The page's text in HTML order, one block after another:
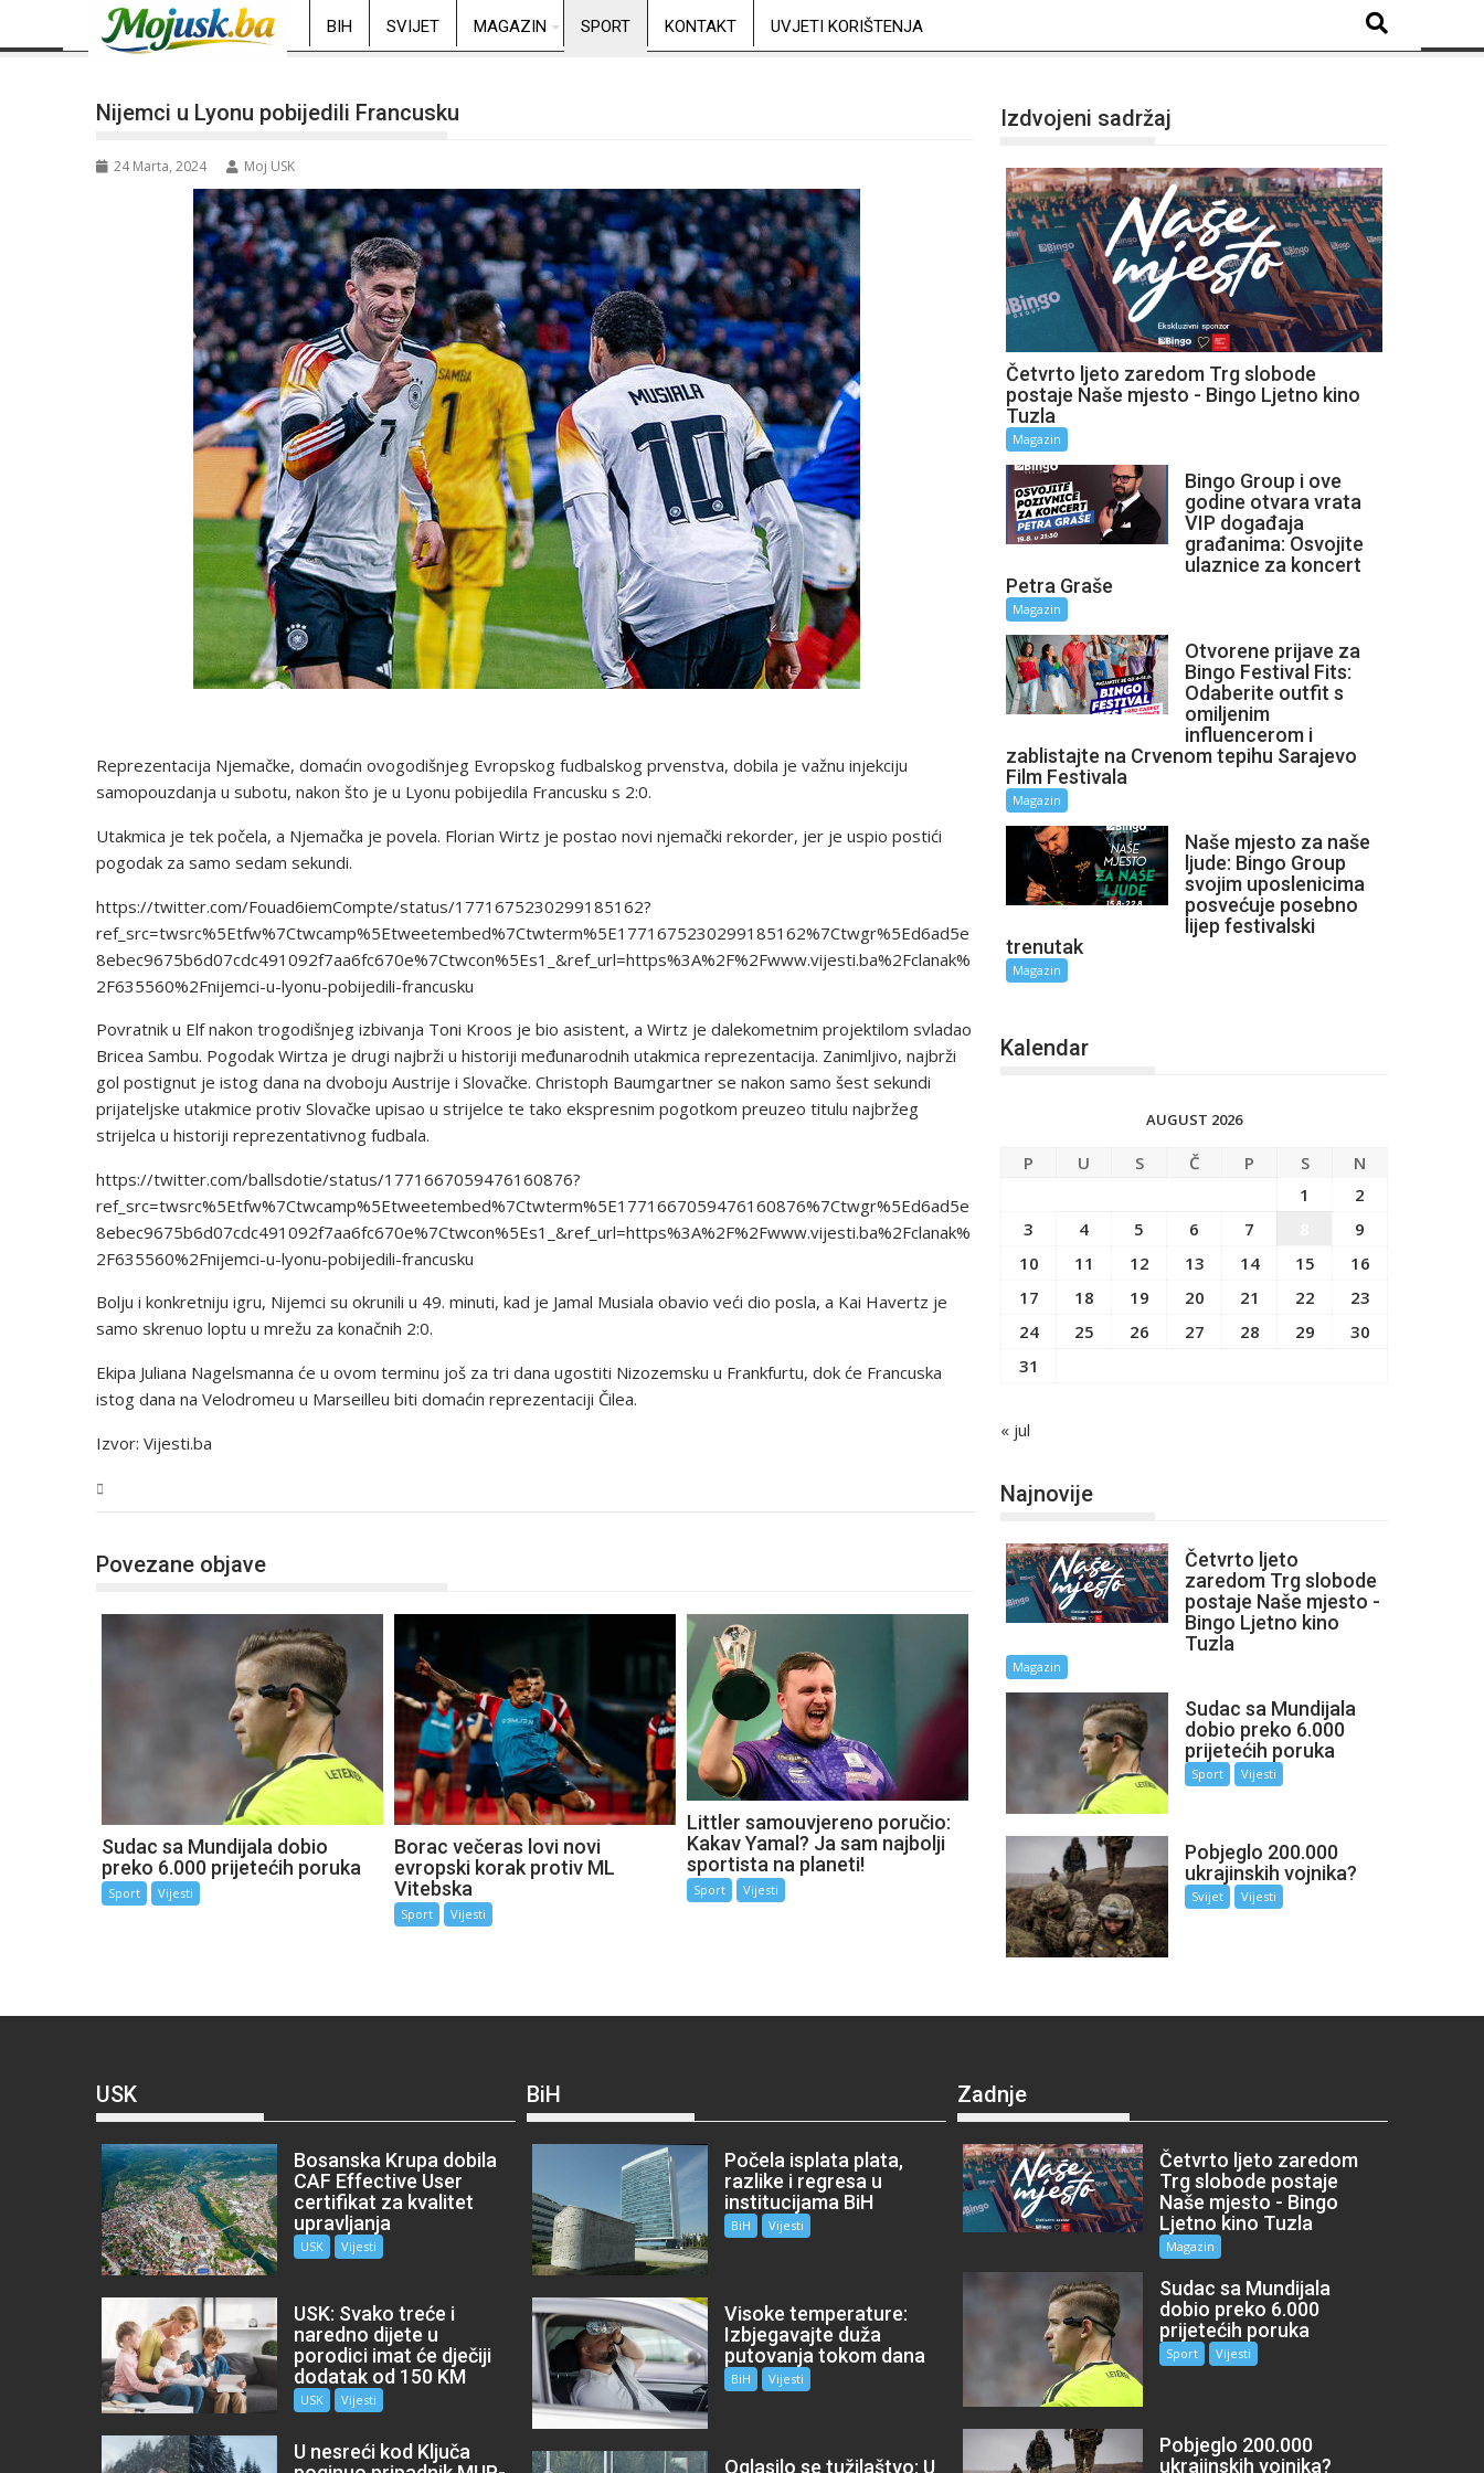
BIH SVIJET MAGAZIN SPORT KONTAKT UVJETI KORIŠTENJA
Nijemci u Lyonu pobijedili Francusku
24 Marta, 2024 Moj USK
Reprezentacija Njemačke, domaćin ovogodišnjeg Evropskog fudbalskog prvenstva, dobila je važnu injekciju
samopouzdanja u subotu, nakon što je u Lyonu pobijedila Francusku s 2:0.
Utakmica je tek počela, a Njemačka je povela. Florian Wirtz je postao novi njemački rekorder, jer je uspio postići
pogodak za samo sedam sekundi.
https://twitter.com/Fouad6iemCompte/status/1771675230299185162?
ref_src=twsrc%5Etfw%7Ctwcamp%5Etweetembed%7Ctwterm%5E1771675230299185162%7Ctwgr%5Ed6ad5e
8ebec9675b6d07cdc491092f7aa6fc670e%7Ctwcon%5Es1_&ref_url=https%3A%2F%2Fwww.vijesti.ba%2Fclanak%
2F635560%2Fnijemci-u-lyonu-pobijedili-francusku
Povratnik u Elf nakon trogodišnjeg izbivanja Toni Kroos je bio asistent, a Wirtz je dalekometnim projektilom svladao
Bricea Sambu. Pogodak Wirtza je drugi najbrži u historiji međunarodnih utakmica reprezentacija. Zanimljivo, najbrži
gol postignut je istog dana na dvoboju Austrije i Slovačke. Christoph Baumgartner se nakon samo šest sekundi
prijateljske utakmice protiv Slovačke upisao u strijelce te tako ekspresnim pogotkom preuzeo titulu najbržeg
strijelca u historiji reprezentativnog fudbala.
https://twitter.com/ballsdotie/status/1771667059476160876?
ref_src=twsrc%5Etfw%7Ctwcamp%5Etweetembed%7Ctwterm%5E1771667059476160876%7Ctwgr%5Ed6ad5e
8ebec9675b6d07cdc491092f7aa6fc670e%7Ctwcon%5Es1_&ref_url=https%3A%2F%2Fwww.vijesti.ba%2Fclanak%
2F635560%2Fnijemci-u-lyonu-pobijedili-francusku
Bolju i konkretniju igru, Nijemci su okrunili u 49. minuti, kad je Jamal Musiala obavio veći dio posla, a Kai Havertz je
samo skrenuo loptu u mrežu za konačnih 2:0.
Ekipa Juliana Nagelsmanna će u ovom terminu još za tri dana ugostiti Nizozemsku u Frankfurtu, dok će Francuska
istog dana na Velodromeu u Marseilleu biti domaćin reprezentaciji Čilea.
Izvor: Vijesti.ba
Povezane objave
Sudac sa Mundijala dobio
preko 6.000 prijetećih poruka
Sport Vijesti
Borac večeras lovi novi
evropski korak protiv ML
Vitebska
Sport Vijesti
Littler samouvjereno poručio:
Kakav Yamal? Ja sam najbolji
sportista na planeti!
Sport Vijesti
Izdvojeni sadržaj
Četvrto ljeto zaredom Trg slobode
postaje Naše mjesto - Bingo Ljetno kino
Tuzla
Magazin
Bingo Group i ove
godine otvara vrata
VIP događaja
građanima: Osvojite
ulaznice za koncert
Petra Graše
Magazin
Otvorene prijave za
Bingo Festival Fits:
Odaberite outfit s
omiljenim
influencerom i
zablistajte na Crvenom tepihu Sarajevo
Film Festivala
Magazin
Naše mjesto za naše
ljude: Bingo Group
svojim uposlenicima
posvećuje posebno
lijep festivalski
trenutak
Magazin
Kalendar
AUGUST 2026
P U S Č P S
N
1
2
3
4 5 6 7
9
10
11 12 13 14 15
16
17
18 19 20 21 22
23
24
25 26 27 28 29
30
31
« jul
Najnovije
Četvrto ljeto
zaredom Trg slobode
postaje Naše mjesto -
Bingo Ljetno kino
Tuzla
Magazin
Sudac sa Mundijala
dobio preko 6.000
prijetećih poruka
Sport Vijesti
Pobjeglo 200.000
ukrajinskih vojnika?
Svijet Vijesti
USK
Bosanska Krupa dobila
CAF Effective User
certifikat za kvalitet
upravljanja
USK Vijesti
USK: Svako treće i
naredno dijete u
porodici imat će dječiji
dodatak od 150 KM
USK Vijesti
U nesreći kod Ključa
BiH
Počela isplata plata,
razlike i regresa u
institucijama BiH
BiH Vijesti
Visoke temperature:
Izbjegavajte duža
putovanja tokom dana
BiH Vijesti
Oglasilo se tužilaštvo: U
Zadnje
Četvrto ljeto zaredom
Trg slobode postaje
Naše mjesto - Bingo
Ljetno kino Tuzla
Magazin
Sudac sa Mundijala
dobio preko 6.000
prijetećih poruka
Sport Vijesti
Pobjeglo 200.000
ukrajinskih vojnika?